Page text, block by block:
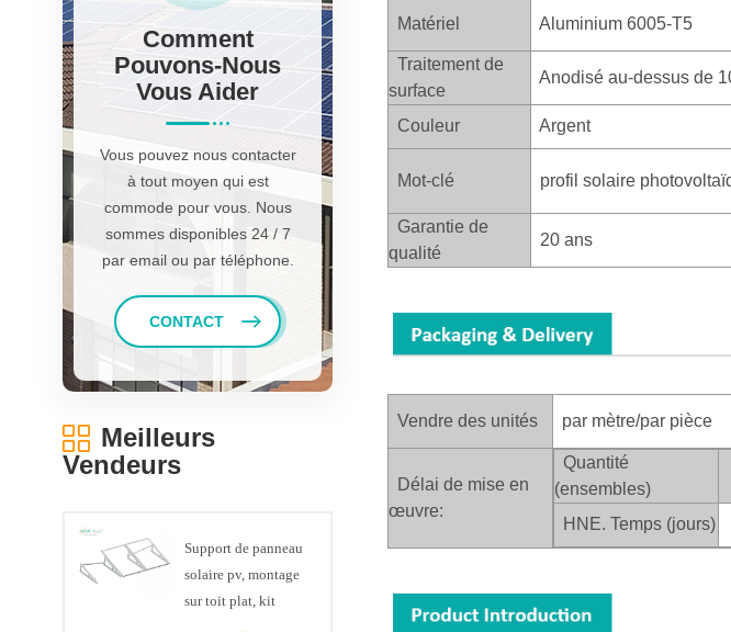
Matériel Aluminium 6005-T5
Traitement de
surface
Anodisé au-dessus de
Couleur Argent
Mot-clé profil solaire
Garantie de
qualité
20 ans
Vendre des unités par mètre/par pièce
Délai de mise en
œuvre:
Quantité
(ensembles)
HNE. Temps (jours)
Comment
Pouvons-Nous
Vous Aider
Vous pouvez nous contacter
à tout moyen qui est
commode pour vous. Nous
sommes disponibles 24 / 7
par email ou par téléphone.
CONTACT
Meilleurs
Vendeurs
Support de panneau
solaire pv, montage
sur toit plat, kit